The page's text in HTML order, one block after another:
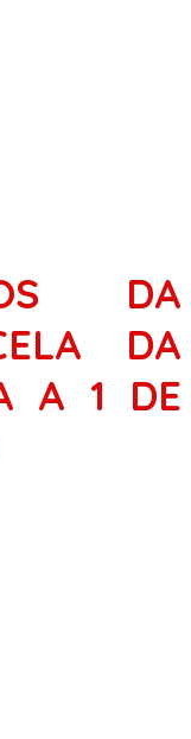
DA
DA
A 1 DE